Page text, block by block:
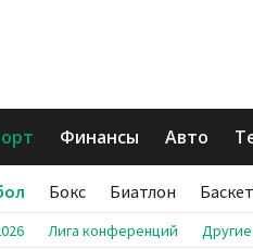
Финансы Авто
Бокс Биатлон
Лига конференций